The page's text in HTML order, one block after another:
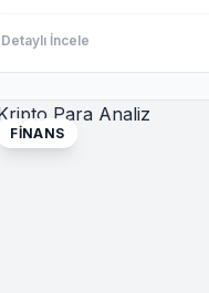
Detaylı İncele
FINANS